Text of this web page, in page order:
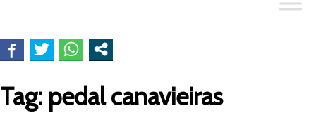
Tag: pedal canavieiras